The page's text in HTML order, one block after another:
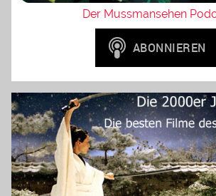
Der Mussmansehen